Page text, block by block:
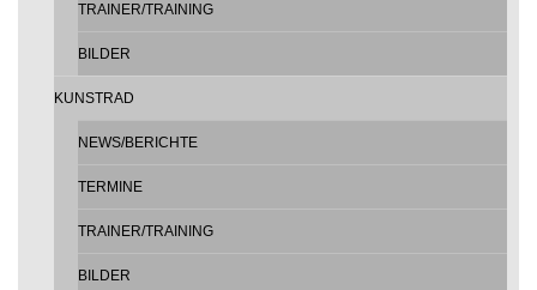
TRAINER/TRAINING
BILDER
KUNSTRAD
NEWS/BERICHTE
TERMINE
TRAINER/TRAINING
BILDER